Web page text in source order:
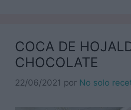
COCA DE
CHOCOLATE
22/06/2021 por No solo